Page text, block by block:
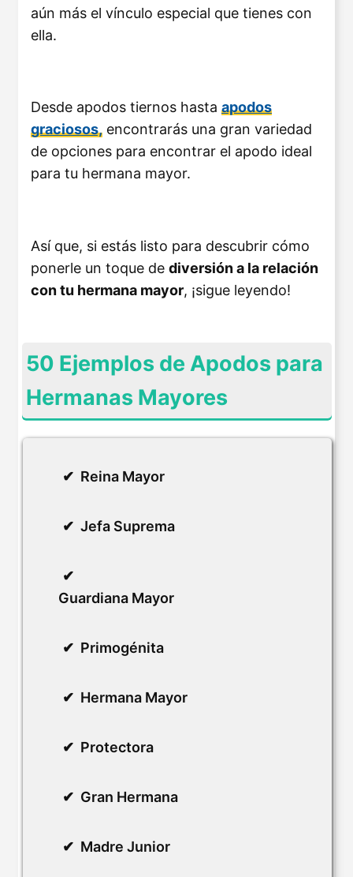
aún más el vínculo especial que tienes con
ella.
Desde apodos tiernos hasta apodos
graciosos, encontrarás una gran variedad
de opciones para encontrar el apodo ideal
para tu hermana mayor.
Así que, si estás listo para descubrir cómo
ponerle un toque de diversión a la relación
con tu hermana mayor, ¡sigue leyendo!
50 Ejemplos de Apodos para
Hermanas Mayores
Reina Mayor
Jefa Suprema
Guardiana Mayor
Primogénita
Hermana Mayor
Protectora
Gran Hermana
Madre Junior